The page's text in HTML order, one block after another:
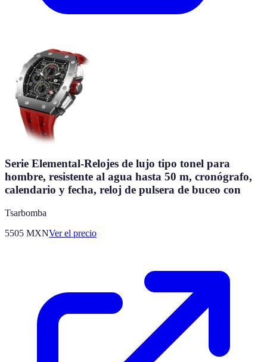
Serie Elemental-Relojes de lujo tipo tonel para
hombre, resistente al agua hasta 50 m, cronógrafo,
calendario y fecha, reloj de pulsera de buceo con
Tsarbomba
5505 MXNVer el precio